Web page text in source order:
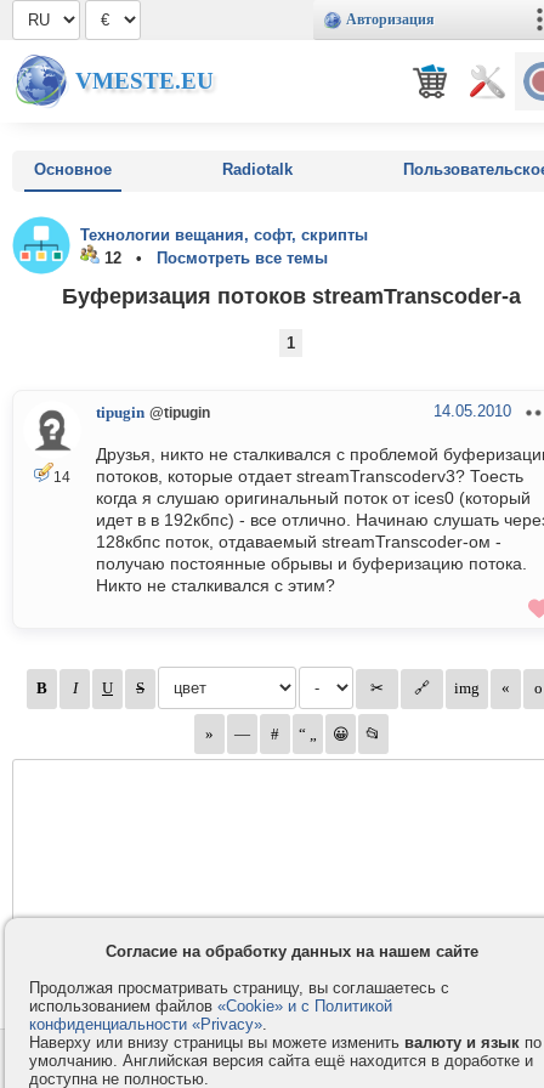
Авторизация
VMESTE.EU
Основное Radiotalk
Технологии вещания, софт, скрипты
12 •
Посмотреть все темы
Буферизация потоков streamTranscoder-а
1
14
tipugin @tipugin 14.05.2010
Друзья, никто не сталкивался с проблемой
потоков, которые отдает streamTranscoderv3? Тоесть
когда я слушаю оригинальный поток от ices0 (который
идет в в 192кбпс) - все отлично. Начинаю слушать
128кбпс поток, отдаваемый streamTranscoder-ом -
получаю постоянные обрывы и буферизацию потока.
Никто не сталкивался с этим?
Контакты
Компания
Privacy и Cookie
Согласие на обработку данных на нашем сайте
Продолжая просматривать страницу, вы соглашаетесь с
использованием файлов «Cookie» и с Политикой
конфиденциальности «Privacy».
Наверху или внизу страницы вы можете изменить валюту и язык по
умолчанию. Английская версия сайта ещё находится в доработке и
доступна не полностью.